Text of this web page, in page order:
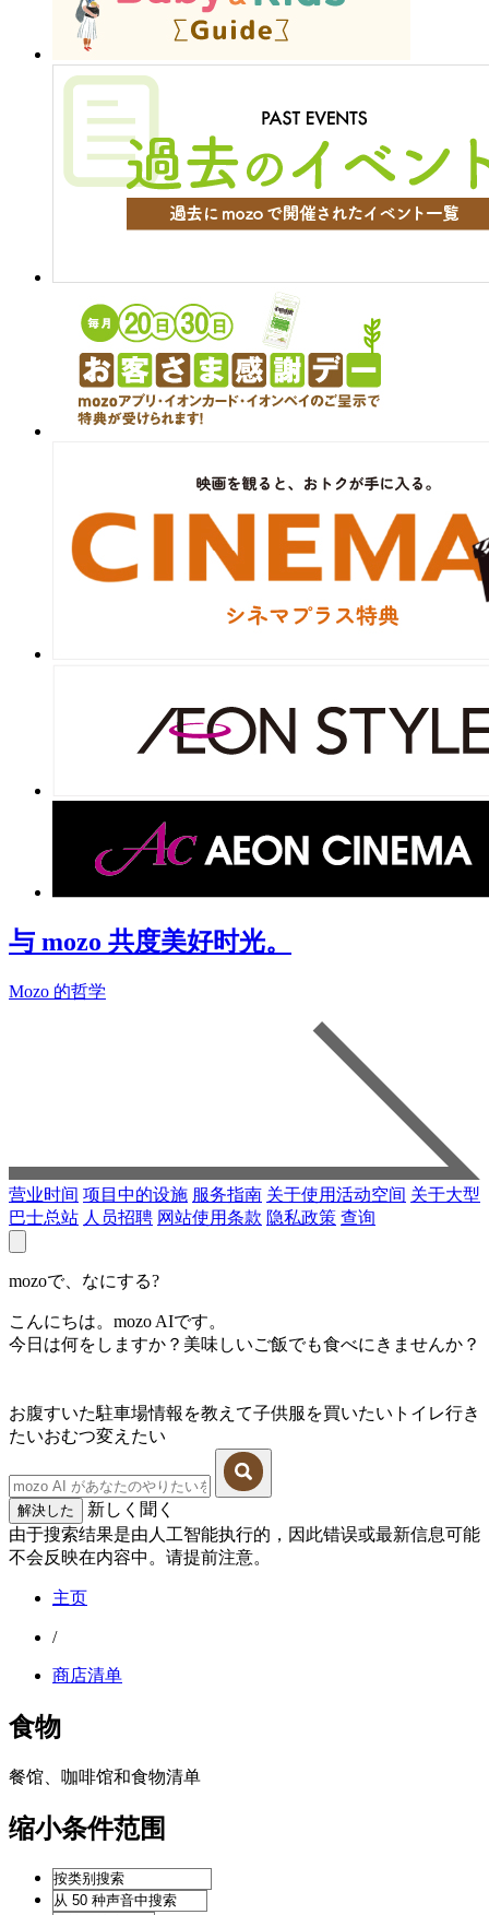
与 mozo 共度美好时光。
Mozo 的哲学
营业时间 项目中的设施 服务指南 关于使用活动空间 关于大型
巴士总站 人员招聘 网站使用条款 隐私政策 查询
mozoで、なにする?
こんにちは。mozo AIです。
今日は何をしますか？美味しいご飯でも食べにきませんか？
お腹すいた駐車場情報を教えて子供服を買いたい トイレ行き
たいおむつ変えたい
解決した
新しく聞く
由于搜索结果是由人工智能执行的，因此错误或最新信息可能
不会反映在内容中。请提前注意。
主页
/
商店清单
食物
餐馆、咖啡馆和食物清单
缩小条件范围